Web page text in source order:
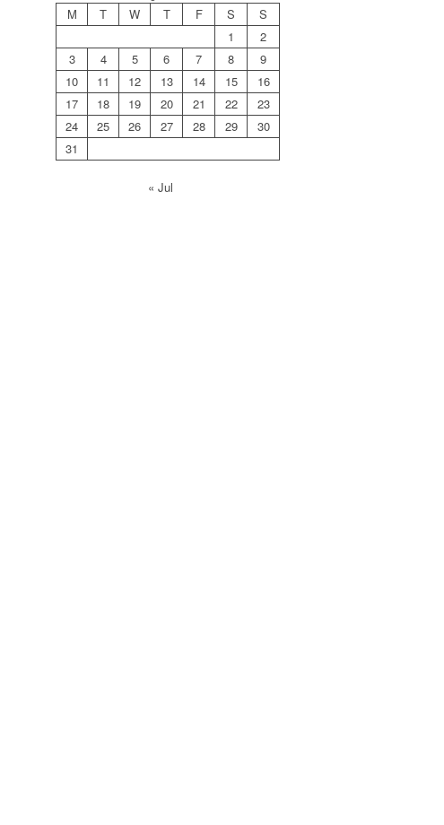
M
T W T F S
S
1
2
3
4 5 6 7 8
9
10
11 12 13 14 15
16
17
18 19 20 21 22
23
24
25 26 27 28 29
30
31
« Jul